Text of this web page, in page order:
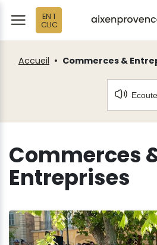
EN 1
CLIC
Accueil Commerces &
Commerces
Entreprises
Panneau de gestion des cookies